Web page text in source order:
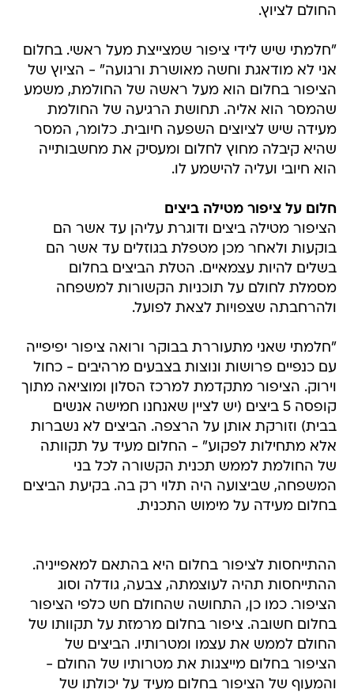
החולם לציוץ.
"חלמתי שיש לידי ציפור שמצייצת מעל ראשי. בחלום
אני לא מודאגת וחשה מאושרת ורגועה" - הציוץ של
הציפור בחלום הוא מעל ראשה של החולמת, משמע
שהמסר הוא אליה. תחושת הרגיעה של החולמת
מעידה שיש לציוצים השפעה חיובית. כלומר, המסר
שהיא קיבלה מחוץ לחלום ומעסיק את מחשבותייה
הוא חיובי ועליה להישמע לו.
חלום על ציפור מטילה ביצים
הציפור מטילה ביצים ודוגרת עליהן עד אשר הם
בוקעות ולאחר מכן מטפלת בגוזלים עד אשר הם
בשלים להיות עצמאיים. הטלת הביצים בחלום
מסמלת לחולם על תוכניות הקשורות למשפחה
ולהרחבתה שצפויות לצאת לפועל.
"חלמתי שאני מתעוררת בבוקר ורואה ציפור יפיפייה
עם כנפיים פרושות ונוצות בצבעים מרהיבים - כחול
וירוק. הציפור מתקדמת למרכז הסלון ומוציאה מתוך
קופסה 5 ביצים (יש לציין שאנחנו חמישה אנשים
בבית) וזורקת אותן על הרצפה. הביצים לא נשברות
אלא מתחילות לפקוע" - החלום מעיד על תקוותה
של החולמת לממש תכנית הקשורה לכל בני
המשפחה, שביצועה היה תלוי רק בה. בקיעת הביצים
בחלום מעידה על מימוש התכנית.
ההתייחסות לציפור בחלום היא בהתאם למאפייניה.
ההתייחסות תהיה לעוצמתה, צבעה, גודלה וסוג
הציפור. כמו כן, התחושה שהחולם חש כלפי הציפור
בחלום חשובה. ציפור בחלום מרמזת על תקוותו של
החולם לממש את עצמו ומטרותיו. הביצים של
הציפור בחלום מייצגות את מטרותיו של החולם -
והמעוף של הציפור בחלום מעיד על יכולתו של